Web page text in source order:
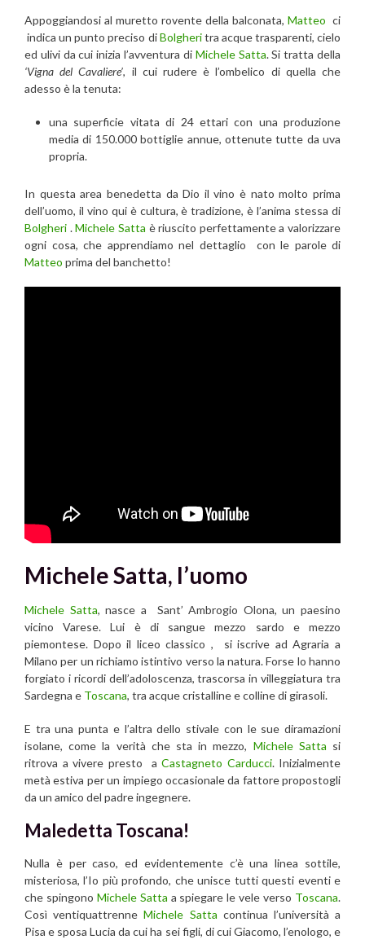
Appoggiandosi al muretto rovente della balconata, Matteo ci
indica un punto preciso diBolgheritra acque trasparenti, cielo
ed ulivi da cui inizia l’avventura di Michele Satta. Si tratta della
‘Vigna del Cavaliere’, il cui rudere è l’ombelico di quella che
adesso è la tenuta:
una superficie vitata di 24 ettari con una produzione
media di 150.000 bottiglie annue, ottenute tutte da uva
propria.
In questa area benedetta da Dio il vino è nato molto prima
dell’uomo, il vino qui è cultura, è tradizione, è l’anima stessa di
Bolgheri .Michele Satta è riuscito perfettamente a valorizzare
ogni cosa, che apprendiamo nel dettaglio con le parole di
Matteo prima del banchetto!
Michele Satta, l’uomo
Michele Satta, nasce a Sant’ Ambrogio Olona, un paesino
vicino Varese. Lui è di sangue mezzo sardo e mezzo
piemontese. Dopo il liceo classico , si iscrive ad Agraria a
Milano per un richiamo istintivo verso la natura. Forse lo hanno
forgiato i ricordi dell’adoloscenza, trascorsa in villeggiatura tra
Sardegna e Toscana, tra acque cristalline e colline di girasoli.
E tra una punta e l’altra dello stivale con le sue diramazioni
isolane, come la verità che sta in mezzo, Michele Satta si
ritrova a vivere presto a Castagneto Carducci. Inizialmente
metà estiva per un impiego occasionale da fattore propostogli
da un amico del padre ingegnere.
Maledetta Toscana!
Nulla è per caso, ed evidentemente c’è una linea sottile,
misteriosa, l’Io più profondo, che unisce tutti questi eventi e
che spingono Michele Satta a spiegare le vele verso Toscana.
Così ventiquattrenneMichele Satta continua l’università a
Pisa e sposa Lucia da cui ha sei figli, di cui Giacomo, l’enologo, e